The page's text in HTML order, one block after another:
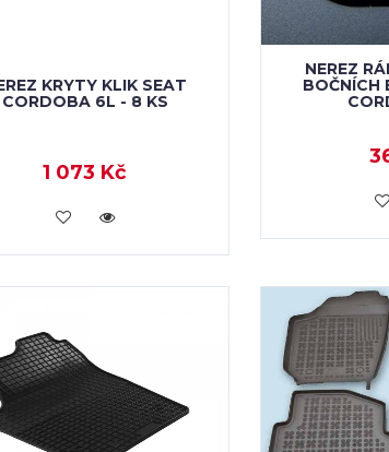
KRYTY KLIK SEAT
CORDOBA 6L - 8 KS
1 073 Kč
VLOŽIT DO KOŠÍKU
NEREZ
BOČNÍCH